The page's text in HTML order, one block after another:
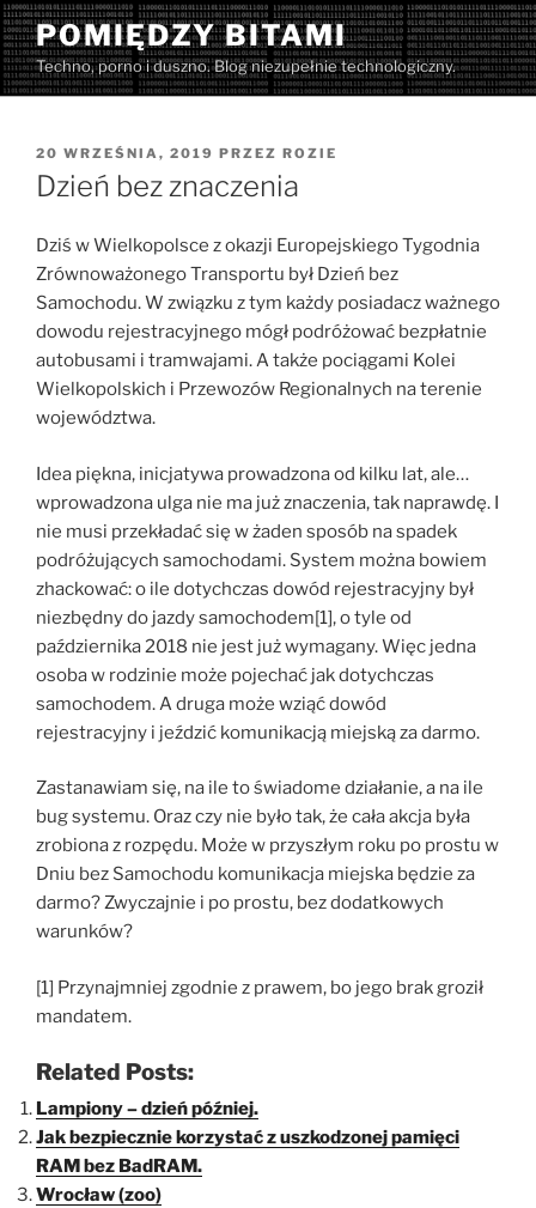
Przejdź
do
treści
POMIĘDZY BITAMI
Techno, porno i duszno. Blog niezupełnie technologiczny.
OPUBLIKOWANE
W
20 WRZEŚNIA, 2019 PRZEZ ROZIE
Dzień bez znaczenia
Dziś w Wielkopolsce z okazji Europejskiego Tygodnia
Zrównoważonego Transportu był Dzień bez
Samochodu. W związku z tym każdy posiadacz ważnego
dowodu rejestracyjnego mógł podróżować bezpłatnie
autobusami i tramwajami. A także pociągami Kolei
Wielkopolskich i Przewozów Regionalnych na terenie
województwa.
Idea piękna, inicjatywa prowadzona od kilku lat, ale…
wprowadzona ulga nie ma już znaczenia, tak naprawdę. I
nie musi przekładać się w żaden sposób na spadek
podróżujących samochodami. System można bowiem
zhackować: o ile dotychczas dowód rejestracyjny był
niezbędny do jazdy samochodem[1], o tyle od
października 2018 nie jest już wymagany. Więc jedna
osoba w rodzinie może pojechać jak dotychczas
samochodem. A druga może wziąć dowód
rejestracyjny i jeździć komunikacją miejską za darmo.
Zastanawiam się, na ile to świadome działanie, a na ile
bug systemu. Oraz czy nie było tak, że cała akcja była
zrobiona z rozpędu. Może w przyszłym roku po prostu w
Dniu bez Samochodu komunikacja miejska będzie za
darmo? Zwyczajnie i po prostu, bez dodatkowych
warunków?
[1] Przynajmniej zgodnie z prawem, bo jego brak groził
mandatem.
Related Posts:
Lampiony – dzień później.
Jak bezpiecznie korzystać z uszkodzonej pamięci
RAM bez BadRAM.
Wrocław (zoo)